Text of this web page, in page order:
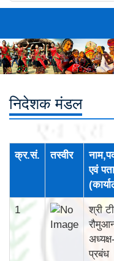
निदेशक मंडल
क्र.सं. तस्वीर
एवं पता
1
श्री
प्रबंध